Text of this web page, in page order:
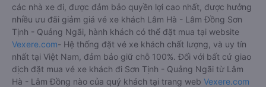
các nhà xe đi, được đảm bảo quyền lợi cao nhất, được hưởng
nhiều ưu đãi giảm giá vé xe khách Lâm Hà - Lâm Đồng Sơn
Tịnh - Quảng Ngãi, hành khách có thể đặt mua tại website
Vexere.com- Hệ thống đặt vé xe khách chất lượng, và uy tín
nhất tại Việt Nam, đảm bảo giữ chỗ 100%. Đối với bất cứ giao
dịch đặt mua vé xe khách đi Sơn Tịnh - Quảng Ngãi từ Lâm
Hà - Lâm Đồng nào của quý khách tại trang web Vexere.com